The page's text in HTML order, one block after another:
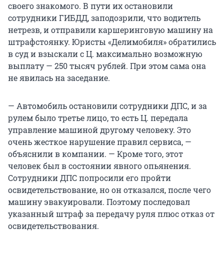
своего знакомого. В пути их остановили
сотрудники ГИБДД, заподозрили, что водитель
нетрезв, и отправили каршеринговую машину на
штрафстоянку. Юристы «Делимобиля» обратились
в суд и взыскали с Ц. максимально возможную
выплату — 250 тысяч рублей. При этом сама она
не явилась на заседание.
— Автомобиль остановили сотрудники ДПС, и за
рулем было третье лицо, то есть Ц. передала
управление машиной другому человеку. Это
очень жесткое нарушение правил сервиса, —
объяснили в компании. — Кроме того, этот
человек был в состоянии явного опьянения.
Сотрудники ДПС попросили его пройти
освидетельствование, но он отказался, после чего
машину эвакуировали. Поэтому последовал
указанный штраф за передачу руля плюс отказ от
освидетельствования.